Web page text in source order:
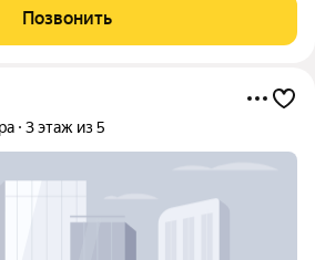
есть гараж в собственности рядом с
Позвонить
3 этаж из 5